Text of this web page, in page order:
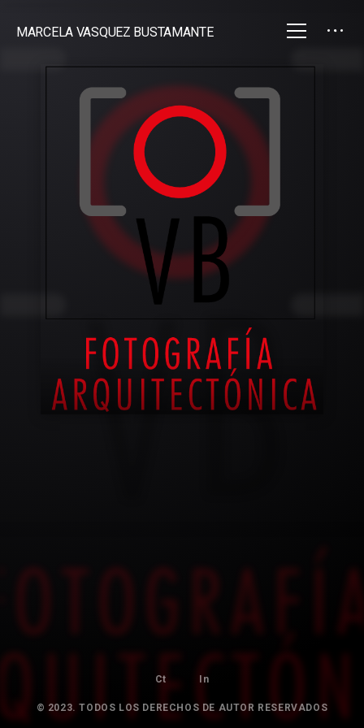
MARCELA VASQUEZ BUSTAMANTE
Ct In
© 2023. TODOS LOS DERECHOS DE AUTOR RESERVADOS